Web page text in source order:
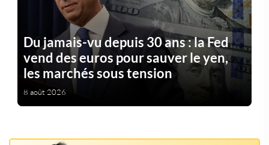
Du jamais-vu depuis 30 ans : la Fed
vend des euros pour sauver le yen,
les marchés sous tension
8 août 2026